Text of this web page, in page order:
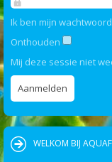
Ik ben mijn
Onthouden
Mij deze sessie niet
WELKOM BIJ